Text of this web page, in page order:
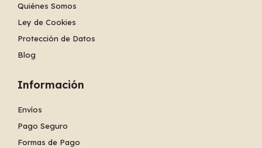
Quiénes Somos
Ley de Cookies
Protección de Datos
Blog
Información
Envíos
Pago Seguro
Formas de Pago